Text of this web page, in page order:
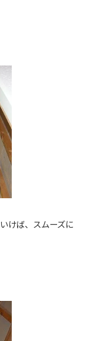
けば、スムーズに